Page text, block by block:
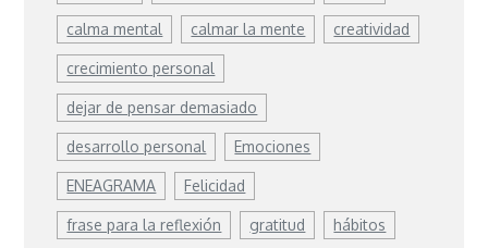
calma mental calmar la mente creatividad
crecimiento personal
dejar de pensar demasiado
desarrollo personal Emociones
ENEAGRAMA Felicidad
frase para la reflexión gratitud hábitos